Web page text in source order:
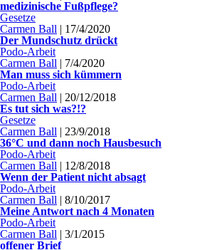
medizinische Fußpflege?
Gesetze
Carmen Ball | 17/4/2020
Der Mundschutz drückt
Podo-Arbeit
Carmen Ball | 7/4/2020
Man muss sich kümmern
Podo-Arbeit
Carmen Ball | 20/12/2018
Es tut sich was?!?
Gesetze
Carmen Ball | 23/9/2018
36°C und dann noch Hausbesuch
Podo-Arbeit
Carmen Ball | 12/8/2018
Wenn der Patient nicht absagt
Podo-Arbeit
Carmen Ball | 8/10/2017
Meine Antwort nach 4 Monaten
Podo-Arbeit
Carmen Ball | 3/1/2015
offener Brief